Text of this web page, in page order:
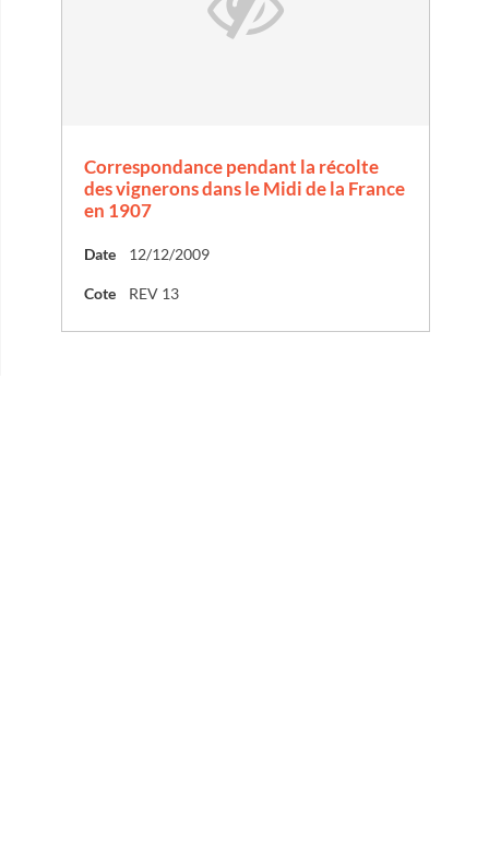
Correspondance pendant la récolte
des vignerons dans le Midi de la France
en 1907
Date 12/12/2009
Cote REV 13